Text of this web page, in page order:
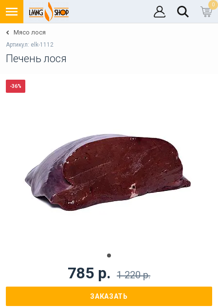
0
Мясо лося
Артикул: elk-1112
Печень лося
-36%
785 р. 1 220 р.
ЗАКАЗАТЬ